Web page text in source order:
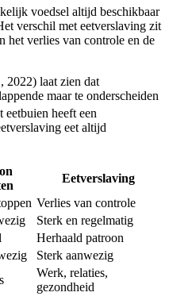
voedsel altijd beschikbaar
verschil met eetverslaving zit
het verlies van controle en de
2022) laat zien dat
maar te onderscheiden
eetbuien heeft een
eet altijd
Eetverslaving
Verlies van controle
Sterk en regelmatig
Herhaald patroon
Sterk aanwezig
Werk, relaties,
gezondheid